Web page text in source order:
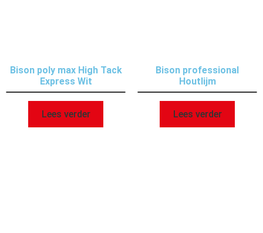
Bison poly max High Tack
Express Wit
Lees verder
Bison professional
Houtlijm
Lees verder